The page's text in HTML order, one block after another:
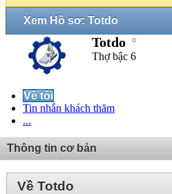
Xem Hồ sơ: Totdo
Totdo
Thợ bậc 6
Về tôi
Tin nhắn khách thăm
...
Thông tin cơ bản
Về Totdo